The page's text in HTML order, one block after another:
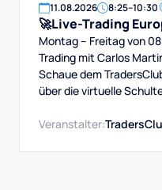
11.08.2026 8:25–10:30
🚀Live-Trading
Montag – Freitag von
Trading mit Carlos
Schaue dem
über die virtuelle
Veranstalter: